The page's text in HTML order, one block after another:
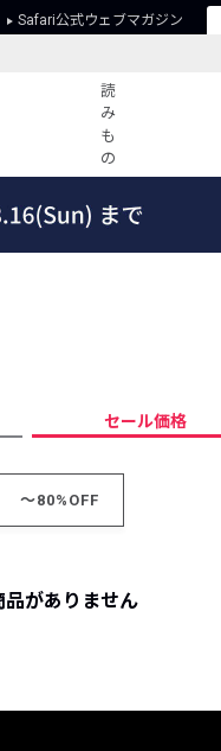
Safari公式ウェブマガジン
読
み
も
の
プライバシーポリシー
セール価格
～80%OFF
品がありません